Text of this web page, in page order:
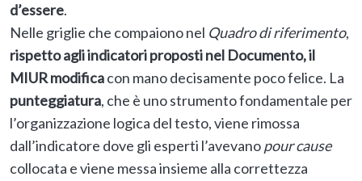
d’essere.
Nelle griglie che compaiono nel Quadro di riferimento,
rispetto agli indicatori proposti nel Documento, il
MIUR modificacon mano decisamente poco felice. La
punteggiatura, che è uno strumento fondamentale per
l’organizzazione logica del testo, viene rimossa
dall’indicatore dove gli esperti l’avevanopour cause
collocata e viene messa insieme alla correttezza